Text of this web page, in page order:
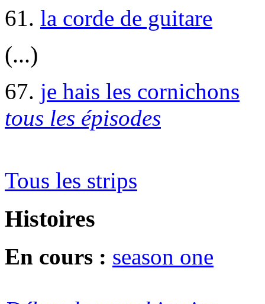
61. la corde de guitare
(...)
67. je hais les cornichons
tous les épisodes
Tous les strips
Histoires
En cours : season one